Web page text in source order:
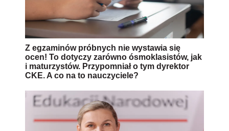
Z egzaminów próbnych nie wystawia się
ocen! To dotyczy zarówno ósmoklasistów, jak
i maturzystów. Przypomniał o tym dyrektor
CKE. A co na to nauczyciele?